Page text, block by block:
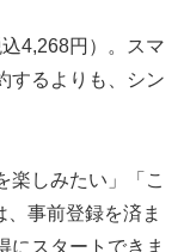
4,268円）。スマ
するよりも、シン
楽しみたい」「こ
事前登録を済ま
にスタートできま